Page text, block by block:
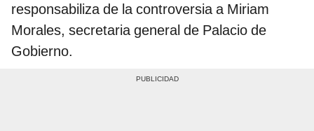
responsabiliza de la controversia a Miriam
Morales, secretaria general de Palacio de
Gobierno.